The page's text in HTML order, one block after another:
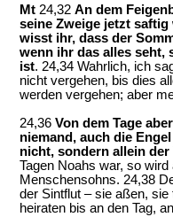
Mt 24,32 An dem
seine Zweige jetzt
wisst ihr, dass der
wenn ihr das alles seht,
ist. 24,34 Wahrlich, ich
nicht vergehen, bis dies
werden vergehen; aber
24,36 Von dem Tage
niemand, auch die
nicht, sondern allein der
Tagen Noahs war, so
Menschensohns. 24,38
der Sintflut – sie aßen,
heiraten bis an den Tag,